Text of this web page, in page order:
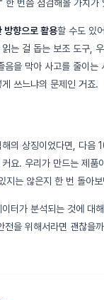
한 번쯤 점검해볼 가치가
방향으로 활용할 수도 있
는 걸 돕는 보조 도구,
음을 막아 사고를 줄이는
쓰느냐의 문제인 거죠.
의 상징이었다면, 다음
요. 우리가 만드는 제품
지는 않은지 한 번 돌아
터가 분석되는 것에 대
전을 위해서라면 괜찮을